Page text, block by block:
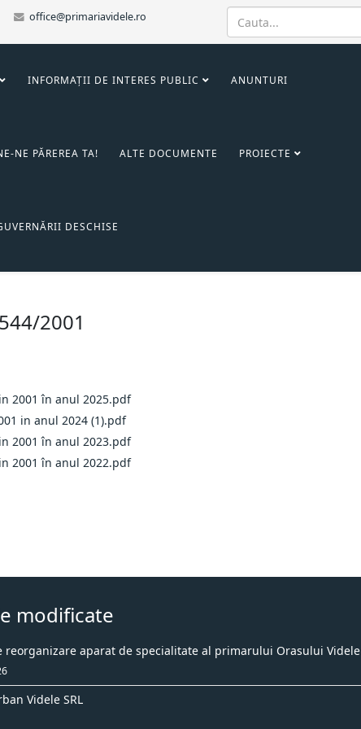
office@primariavidele.ro
INFORMAȚII DE INTERES PUBLIC ANUNTURI
NE PĂREREA TA! ALTE DOCUMENTE PROIECTE
DESCHISE
2001
2001 în anul 2025.pdf
in anul 2024 (1).pdf
2001 în anul 2023.pdf
2001 în anul 2022.pdf
modificate
reorganizare aparat de specialitate al primarului Orasului Videle
Videle SRL